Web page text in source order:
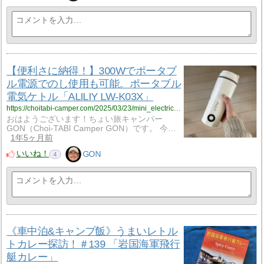
【便利さに納得！】300Wでポータブ
ル電源でのし使用も可能。ポータブル
電気ケトル「ALILIY LW-K03X」
https://choitabi-camper.com/2025/03/23/mini_electric_kettle_300w/?utm_source=rss&utm_medium=rss&utm_campaign=mini_electric_kettle_300w
おはようございます！ちょい旅キャンパー
GON（Choi-TABI Camper GON）です。 今…
1年5ヶ月前
いいね！
4 GON
《車中泊&キャンプ飯》うまいレトル
トカレー探訪！＃139 「岩国海軍飛行
艇カレー」